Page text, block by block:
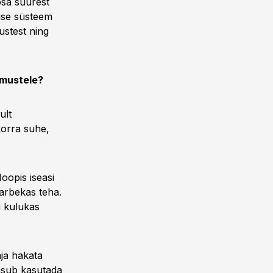
süsteem
ning
suhe,
iseasi
teha.
kulukas
hakata
kasutada